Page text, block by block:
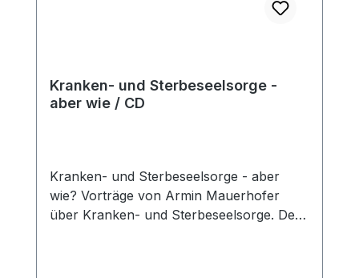
Kranken- und Sterbeseelsorge -
aber wie / CD
Kranken- und Sterbeseelsorge - aber
wie? Vorträge von Armin Mauerhofer
über Kranken- und Sterbeseelsorge. Der